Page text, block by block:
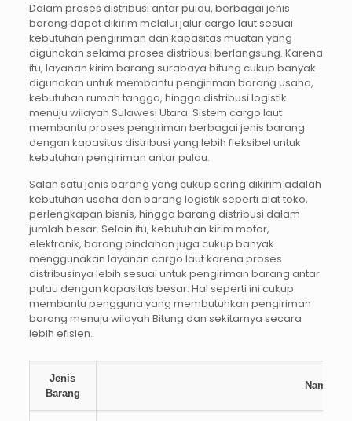
Dalam proses distribusi antar pulau, berbagai jenis
barang dapat dikirim melalui jalur cargo laut sesuai
kebutuhan pengiriman dan kapasitas muatan yang
digunakan selama proses distribusi berlangsung. Karena
itu, layanan kirim barang surabaya bitung cukup banyak
digunakan untuk membantu pengiriman barang usaha,
kebutuhan rumah tangga, hingga distribusi logistik
menuju wilayah Sulawesi Utara. Sistem cargo laut
membantu proses pengiriman berbagai jenis barang
dengan kapasitas distribusi yang lebih fleksibel untuk
kebutuhan pengiriman antar pulau.
Salah satu jenis barang yang cukup sering dikirim adalah
kebutuhan usaha dan barang logistik seperti alat toko,
perlengkapan bisnis, hingga barang distribusi dalam
jumlah besar. Selain itu, kebutuhan kirim motor,
elektronik, barang pindahan juga cukup banyak
menggunakan layanan cargo laut karena proses
distribusinya lebih sesuai untuk pengiriman barang antar
pulau dengan kapasitas besar. Hal seperti ini cukup
membantu pengguna yang membutuhkan pengiriman
barang menuju wilayah Bitung dan sekitarnya secara
lebih efisien.
Jenis
Barang
Nama